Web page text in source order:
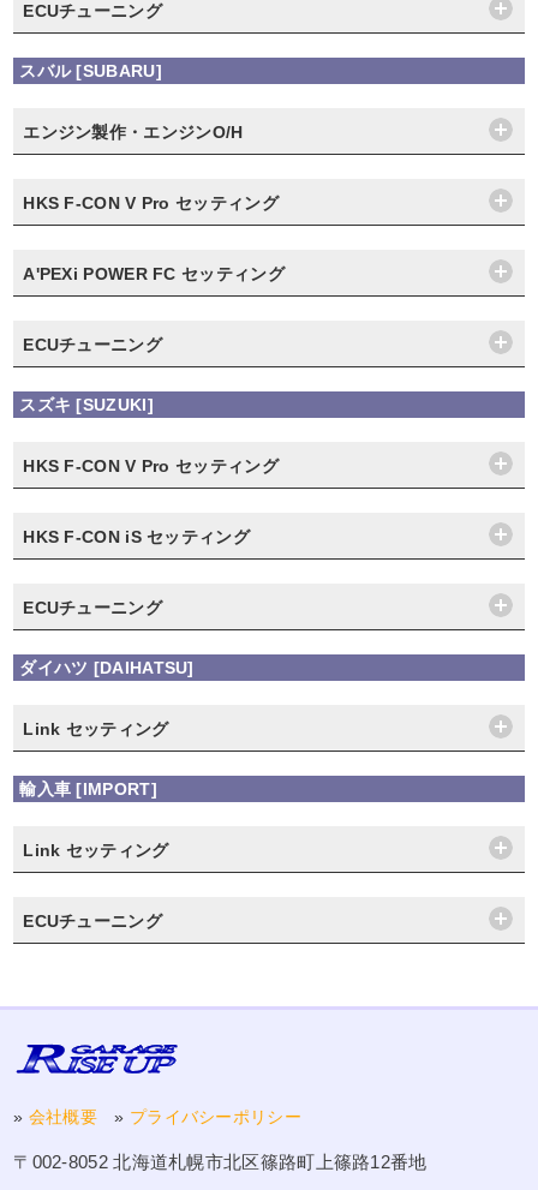
ECUチューニング
スバル [SUBARU]
エンジン製作・エンジンO/H
HKS F-CON V Pro セッティング
A'PEXi POWER FC セッティング
ECUチューニング
スズキ [SUZUKI]
HKS F-CON V Pro セッティング
HKS F-CON iS セッティング
ECUチューニング
ダイハツ [DAIHATSU]
Link セッティング
輸入車 [IMPORT]
Link セッティング
ECUチューニング
» 会社概要 » プライバシーポリシー
〒002-8052 北海道札幌市北区篠路町上篠路12番地